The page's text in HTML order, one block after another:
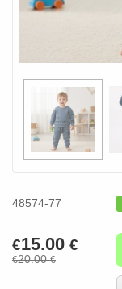
48574-77
€15.00 €
€20.00€